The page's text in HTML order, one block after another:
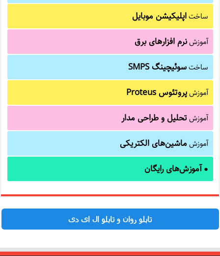
ساختاپلیکیشن موبایل
آموزشنرم افزارهای برق
ساختسوئیچینگ SMPS
آموزشپروتئوس Proteus
آموزشتحلیل و طراحی مدار
آموزشماشین‌های الکتریکی
●آموزش‌های رایگان
تابلو روان و تابلو ال ای دی